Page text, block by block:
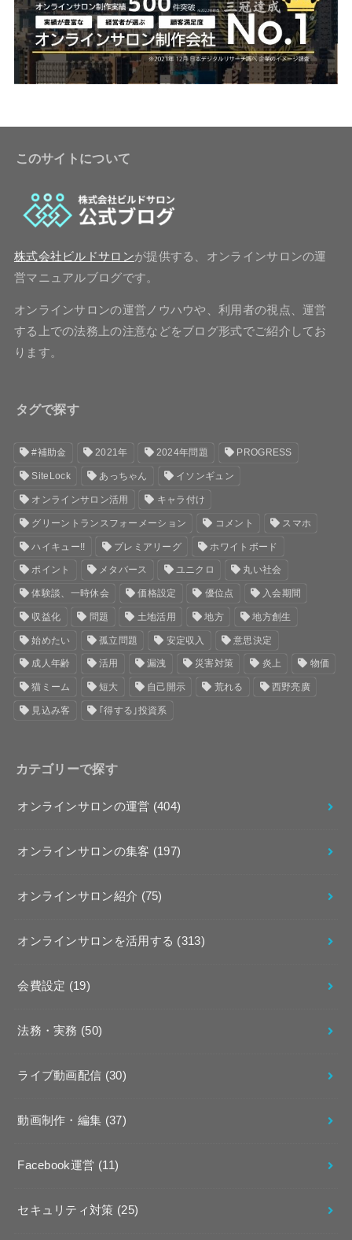
このサイトについて
株式会社ビルドサロンが提供する、オンラインサロンの運
営マニュアルブログです。
オンラインサロンの運営ノウハウや、利用者の視点、運営
する上での法務上の注意などをブログ形式でご紹介してお
ります。
タグで探す
#補助金 2021年 2024年問題 PROGRESS
SiteLock あっちゃん イソンギュン
オンラインサロン活用 キャラ付け
グリーントランスフォーメーション コメント スマホ
ハイキュー!! プレミアリーグ ホワイトボード
ポイント メタバース ユニクロ 丸い社会
体験談、一時休会 価格設定 優位点 入会期間
収益化 問題 土地活用 地方 地方創生
始めたい 孤立問題 安定収入 意思決定
成人年齢 活用 漏洩 災害対策 炎上 物価
猫ミーム 短大 自己開示 荒れる 西野亮廣
見込み客 ｢得する｣投資系
カテゴリーで探す
オンラインサロンの運営 (404)
オンラインサロンの集客 (197)
オンラインサロン紹介 (75)
オンラインサロンを活用する (313)
会費設定 (19)
法務・実務 (50)
ライブ動画配信 (30)
動画制作・編集 (37)
Facebook運営 (11)
セキュリティ対策 (25)